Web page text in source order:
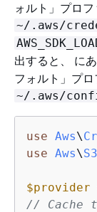
ォルト」プロ
~/.aws/
出すると、 に
フォルト」プ
~/.aws/
use Aws\
use Aws\S3
$provider
// Cache